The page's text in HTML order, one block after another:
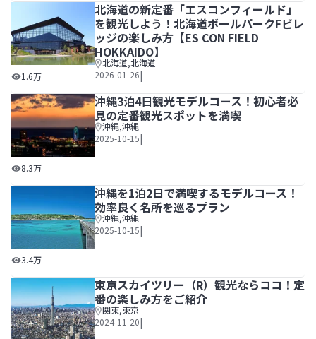
北海道の新定番「エスコンフィールド」を観光しよう！北
1.6万
北海道の新定番「エスコンフィールド」
を観光しよう！北海道ボールパークFビレ
ッジの楽しみ方【ES CON FIELD
HOKKAIDO】
北海道,北海道
2026-01-26|
沖縄3泊4日観光モデルコース！初心者必見の定番観光スポ
8.3万
沖縄3泊4日観光モデルコース！初心者必
見の定番観光スポットを満喫
沖縄,沖縄
2025-10-15|
沖縄を1泊2日で満喫するモデルコース！効率良く名所を巡
3.4万
沖縄を1泊2日で満喫するモデルコース！
効率良く名所を巡るプラン
沖縄,沖縄
2025-10-15|
東京スカイツリー（R）観光ならココ！定
番の楽しみ方をご紹介
関東,東京
2024-11-20|